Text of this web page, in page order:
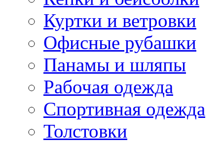
Куртки и ветровки
Офисные рубашки
Панамы и шляпы
Рабочая одежда
Спортивная одежда
Толстовки